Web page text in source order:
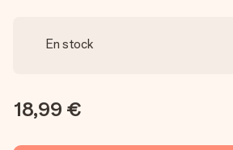
En stock
18,99 €